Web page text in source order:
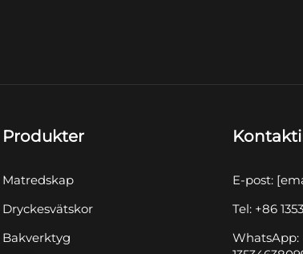
Produkter
Matredskap
Dryckesvätskor
Bakverktyg
E-post:
Tel: +86
WhatsApp: